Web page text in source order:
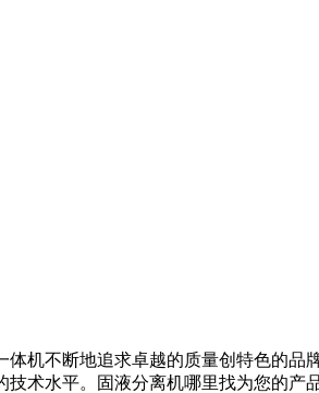
不断地追求卓越的质量创特色的品
术水平。固液分离机哪里找为您的